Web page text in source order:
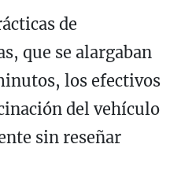
de
que se alargaban
los efectivos
del vehículo
sin reseñar